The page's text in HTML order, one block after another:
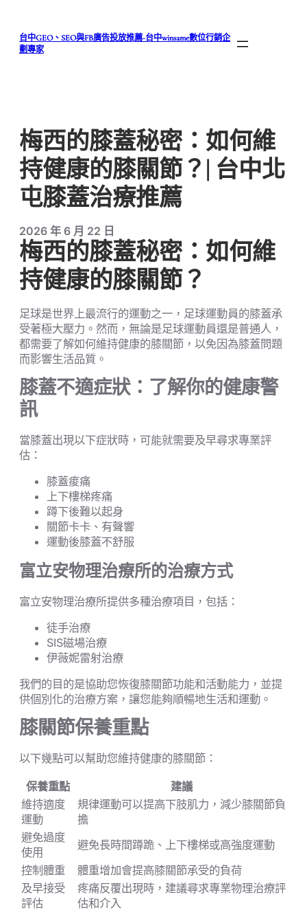
台中GEO、SEO與FB廣告投放推薦-台中winsame數位行銷企
劃專家
梅西的膝蓋秘密：如何維
持健康的膝關節？| 台中北
屯膝蓋治療推薦
2026 年 6 月 22 日
梅西的膝蓋秘密：如何維
持健康的膝關節？
足球是世界上最流行的運動之一，足球運動員的膝蓋承
受著極大壓力。然而，無論是足球運動員還是普通人，
都需要了解如何維持健康的膝關節，以免因為膝蓋問題
而影響生活品質。
膝蓋不適症狀：了解你的健康警
訊
當膝蓋出現以下症狀時，可能就需要及早尋求專業評
估：
膝蓋痠痛
上下樓梯疼痛
蹲下後難以起身
關節卡卡、有聲響
運動後膝蓋不舒服
富立安物理治療所的治療方式
富立安物理治療所提供多種治療項目，包括：
徒手治療
SIS磁場治療
伊薇妮雷射治療
我們的目的是協助您恢復膝關節功能和活動能力，並提
供個別化的治療方案，讓您能夠順暢地生活和運動。
膝關節保養重點
以下幾點可以幫助您維持健康的膝關節：
保養重點
建議
維持適度
運動
規律運動可以提高下肢肌力，減少膝關節負
擔
避免過度
使用
避免長時間蹲跪、上下樓梯或高強度運動
控制體重
體重增加會提高膝關節承受的負荷
及早接受
評估
疼痛反覆出現時，建議尋求專業物理治療評
估和介入